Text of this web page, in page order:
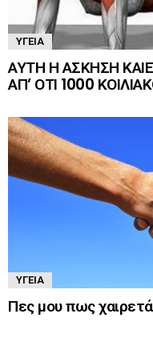
ΥΓΕΊΑ
ΑΥΤΗ Η ΑΣΚΗΣΗ
ΑΠ’ ΟΤΙ 1000
ΥΓΕΊΑ
Πες μου πως